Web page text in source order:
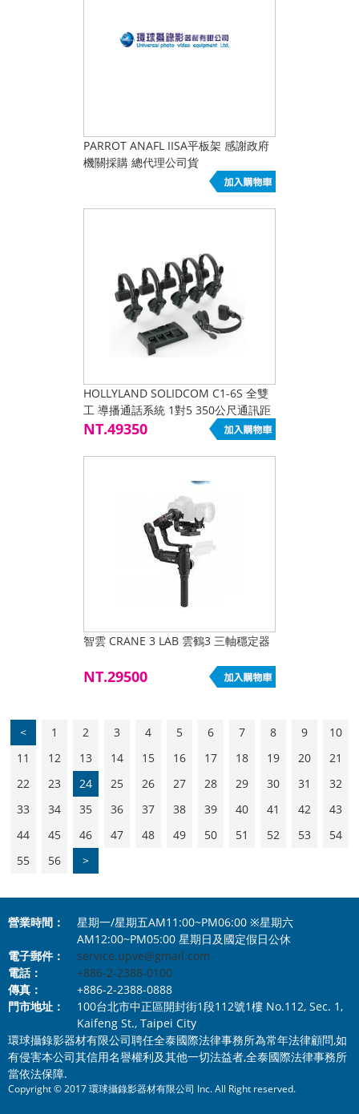
PARROT ANAFL IISA平板架 感謝政府
機關採購 總代理公司貨
HOLLYLAND SOLIDCOM C1-6S 全雙
工 導播通話系統 1對5 350公尺通訊距
離 可換電池 自動配對
NT.49350
智雲 CRANE 3 LAB 雲鶴3 三軸穩定器
NT.29500
< 1 2 3 4 5 6 7 8 9
10
11
12 13 14 15 16 17 18 19 20
21
22
23 24 25 26 27 28 29 30 31
32
33
34 35 36 37 38 39 40 41 42
43
44
45 46 47 48 49 50 51 52 53
54
55
56 >
營業時間：
星期一/星期五AM11:00~PM06:00 ※星期六
AM12:00~PM05:00 星期日及國定假日公休
電子郵件：
service.upve@gmail.com
電話：
+886-2-2388-0100
傳真：
+886-2-2388-0888
門市地址：
100台北市中正區開封街1段112號1樓 No.112, Sec. 1,
Kaifeng St., Taipei City
環球攝錄影器材有限公司聘任全泰國際法律事務所為常年法律顧問,如
有侵害本公司其信用名譽權利及其他一切法益者,全泰國際法律事務所
當依法保障.
Copyright © 2017 環球攝錄影器材有限公司 Inc. All Right reserved.